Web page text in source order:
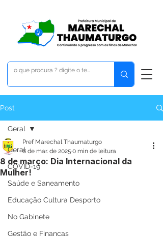
Post
Geral
COVID-19
Saúde e Saneamento
Educação Cultura Desporto
No Gabinete
Gestão e Finanças
Geral
8 de março: Dia Internacional da
Mulher!
Pref Marechal Thaumaturgo
8 de mar. de 2025 0 min de leitura